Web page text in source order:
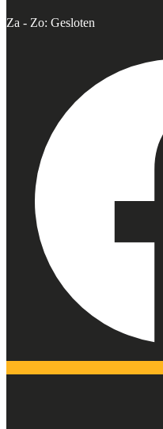
Za - Zo: Gesloten